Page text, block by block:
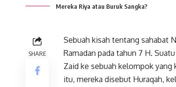
Mereka Riya atau Buruk Sangka?
SHARE
Sebuah kisah tentang sahabat
Ramadan pada tahun 7 H.
Zaid ke sebuah kelompok yang
itu, mereka disebut Huraqah,